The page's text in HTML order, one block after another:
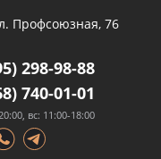
Профсоюзная, 76
298-98-88
740-01-01
вс: 11:00-18:00